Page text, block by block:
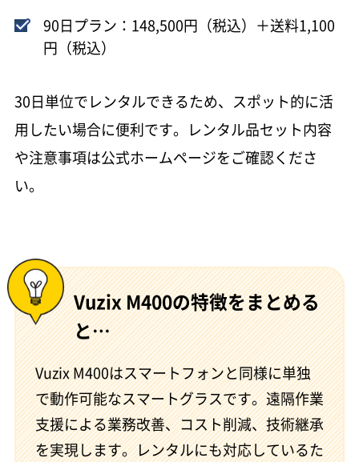
90日プラン：148,500円（税込）＋送料1,100
円（税込）
30日単位でレンタルできるため、スポット的に活
用したい場合に便利です。レンタル品セット内容
や注意事項は公式ホームページをご確認くださ
い。
Vuzix M400の特徴をまとめる
と…
Vuzix M400はスマートフォンと同様に単独
で動作可能なスマートグラスです。遠隔作業
支援による業務改善、コスト削減、技術継承
を実現します。レンタルにも対応しているた